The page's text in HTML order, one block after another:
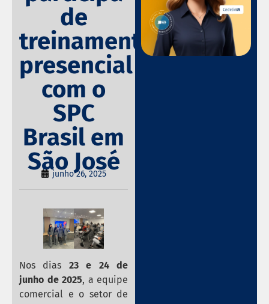
de
treinamento
presencial
com o
SPC
Brasil em
São José
junho 26, 2025
Nos dias 23 e 24 de
junho de 2025, a equipe
comercial e o setor de